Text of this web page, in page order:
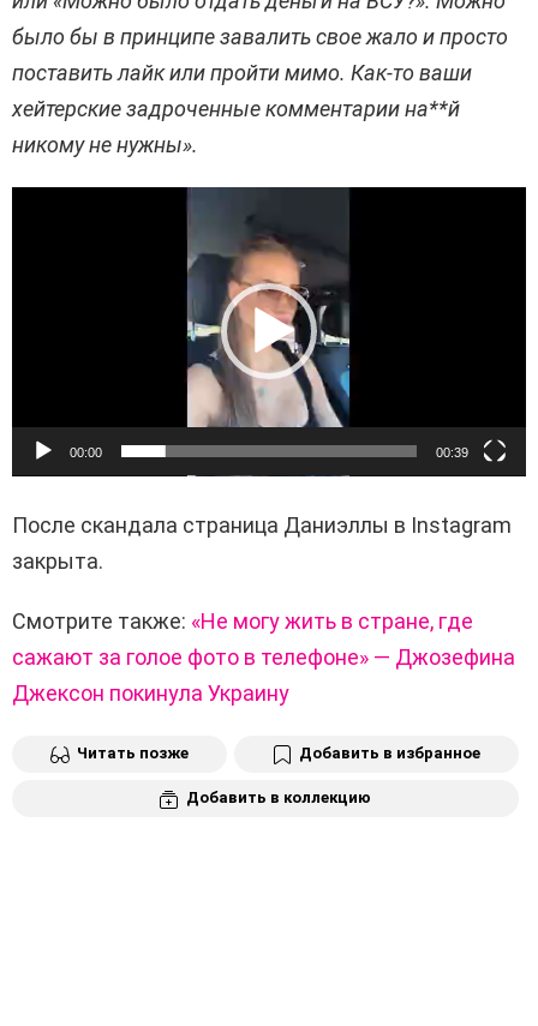
было бы в принципе завалить свое жало и просто
поставить лайк или пройти мимо. Как-то ваши
хейтерские задроченные комментарии на**й
никому не нужны».
р
00:00 00:39
После скандала страница Даниэллы в Instagram
закрыта.
Смотрите также: «Не могу жить в стране, где
сажают за голое фото в телефоне» — Джозефина
Джексон покинула Украину
Читать позже Добавить в избранное
Добавить в коллекцию